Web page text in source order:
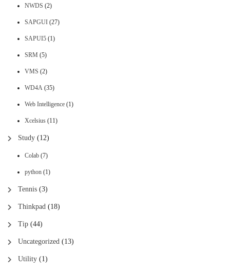
NWDS (2)
SAPGUI (27)
SAPUI5 (1)
SRM (5)
VMS (2)
WD4A (35)
Web Intelligence (1)
Xcelsius (11)
Study (12)
Colab (7)
python (1)
Tennis (3)
Thinkpad (18)
Tip (44)
Uncategorized (13)
Utility (1)